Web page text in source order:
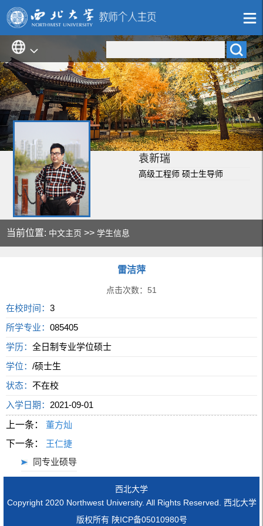
袁新瑞
高级工程师 硕士生导师
当前位置: 中文主页 >>学生信息
雷洁萍
点击次数： 51
在校时间：3
所学专业：085405
学历：全日制专业学位硕士
学位：/硕士生
状态：不在校
入学日期： 2021-09-01
上一条：
董方灿
下一条：
王仁捷
同专业硕导
西北大学
Copyright 2020 Northwest University. All Rights Reserved. 西北大学
版权所有 陕ICP备05010980号